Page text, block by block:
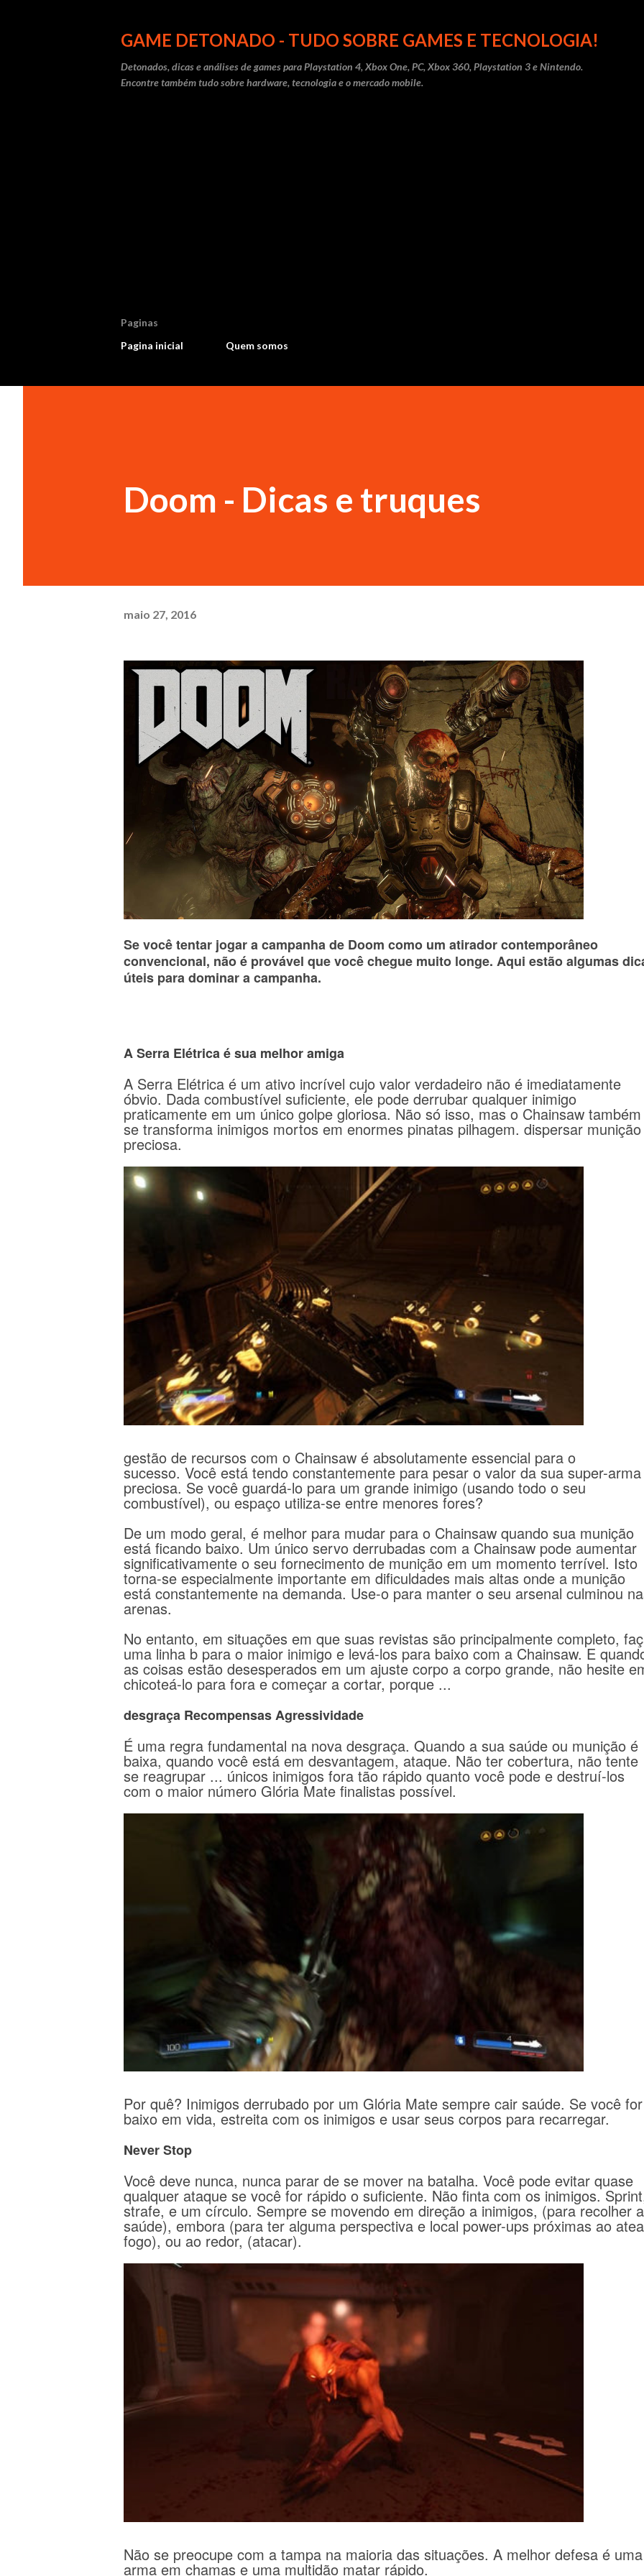
GAME DETONADO - TUDO SOBRE GAMES E TECNOLOGIA!
Detonados, dicas e análises de games para Playstation 4, Xbox One, PC, Xbox 360, Playstation 3 e Nintendo.
Encontre também tudo sobre hardware, tecnologia e o mercado mobile.
Paginas
Pagina inicial
Quem somos
Doom - Dicas e truques
maio 27, 2016
Se você tentar jogar a campanha de Doom como um atirador contemporâneo
convencional, não é provável que você chegue muito longe. Aqui estão algumas
úteis para dominar a campanha.
A Serra Elétrica é sua melhor amiga
A Serra Elétrica é um ativo incrível cujo valor verdadeiro não é imediatamente
óbvio. Dada combustível suficiente, ele pode derrubar qualquer inimigo
praticamente em um único golpe gloriosa. Não só isso, mas o Chainsaw também
se transforma inimigos mortos em enormes pinatas pilhagem. dispersar munição
preciosa.
gestão de recursos com o Chainsaw é absolutamente essencial para o
sucesso. Você está tendo constantemente para pesar o valor da sua super-arma
preciosa. Se você guardá-lo para um grande inimigo (usando todo o seu
combustível), ou espaço utiliza-se entre menores fores?
De um modo geral, é melhor para mudar para o Chainsaw quando sua munição
está ficando baixo. Um único servo derrubadas com a Chainsaw pode aumentar
significativamente o seu fornecimento de munição em um momento terrível. Isto
torna-se especialmente importante em dificuldades mais altas onde a munição
está constantemente na demanda. Use-o para manter o seu arsenal culminou
arenas.
No entanto, em situações em que suas revistas são principalmente completo,
uma linha b para o maior inimigo e levá-los para baixo com a Chainsaw. E
as coisas estão desesperados em um ajuste corpo a corpo grande, não hesite
chicoteá-lo para fora e começar a cortar, porque ...
desgraça Recompensas Agressividade
É uma regra fundamental na nova desgraça. Quando a sua saúde ou munição é
baixa, quando você está em desvantagem, ataque. Não ter cobertura, não tente
se reagrupar ... únicos inimigos fora tão rápido quanto você pode e destruí-los
com o maior número Glória Mate finalistas possível.
Por quê? Inimigos derrubado por um Glória Mate sempre cair saúde. Se você for
baixo em vida, estreita com os inimigos e usar seus corpos para recarregar.
Never Stop
Você deve nunca, nunca parar de se mover na batalha. Você pode evitar quase
qualquer ataque se você for rápido o suficiente. Não finta com os inimigos.
strafe, e um círculo. Sempre se movendo em direção a inimigos, (para recolher a
saúde), embora (para ter alguma perspectiva e local power-ups próximas ao
fogo), ou ao redor, (atacar).
Não se preocupe com a tampa na maioria das situações. A melhor defesa é uma
arma em chamas e uma multidão matar rápido.